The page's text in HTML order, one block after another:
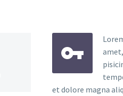


et dolore magna